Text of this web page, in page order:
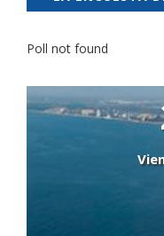
Poll not found